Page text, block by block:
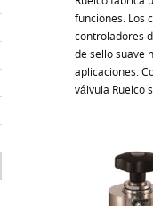
funciones. Los
controladores
de sello suave
aplicaciones.
válvula Ruelco